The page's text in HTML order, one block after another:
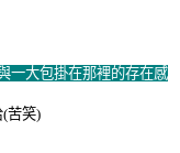
一大包掛在那裡的存在感
(苦笑)